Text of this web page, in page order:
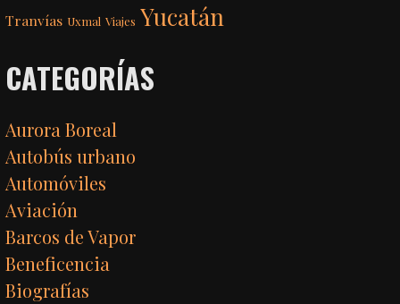
Tranvías Uxmal Viajes Yucatán
CATEGORÍAS
Aurora Boreal
Autobús urbano
Automóviles
Aviación
Barcos de Vapor
Beneficencia
Biografías